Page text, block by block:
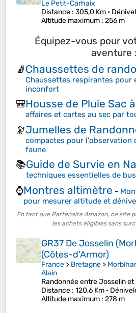
Le Petit-Carhaix
Distance : 305,0 Km •
Altitude maximum : 256 m
Équipez-vous pour
aventure :
🧦Chaussettes de
Chaussettes respirantes pour
inconfort
🎒Housse de Pluie Sac
affaires et cartes au sec par
🔭Jumelles de
compactes pour l'observation
faune
📚Guide de Survie en
techniques essentielles de
⌚Montres altimètre -
pour mesurer altitude et
En tant que Partenaire Amazon, ce site
les achats éligibles sans
GR37 De Josselin
(Côtes-d'Armor)
France > Bretagne >
Alain
Randonnée entre Josselin et
Distance : 120,6 Km •
Altitude maximum : 278 m